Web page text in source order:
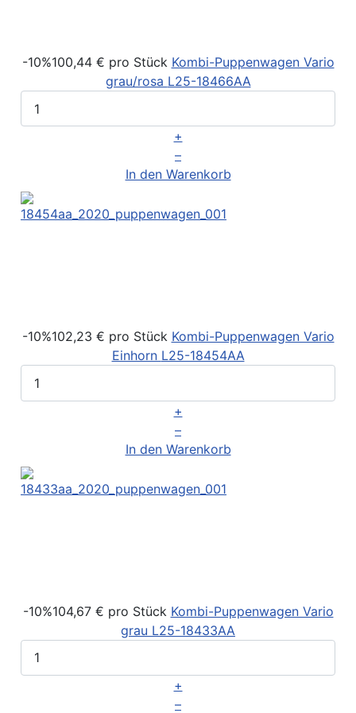
-10%100,44 € pro Stück Kombi-Puppenwagen Vario
grau/rosa L25-18466AA
+
–
In den Warenkorb
-10%102,23 € pro Stück Kombi-Puppenwagen Vario
Einhorn L25-18454AA
+
–
In den Warenkorb
-10%104,67 € pro Stück Kombi-Puppenwagen Vario
grau L25-18433AA
+
–